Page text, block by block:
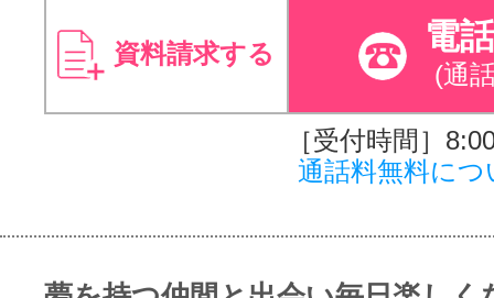
資料請求する 電
(通
［受付時間］
通話料無料につ